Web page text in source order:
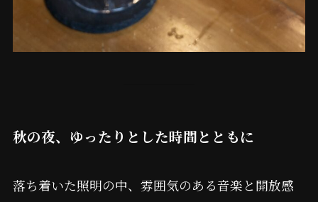
秋の夜、ゆったりとした時間とともに
落ち着いた照明の中、雰囲気のある音楽と開放感